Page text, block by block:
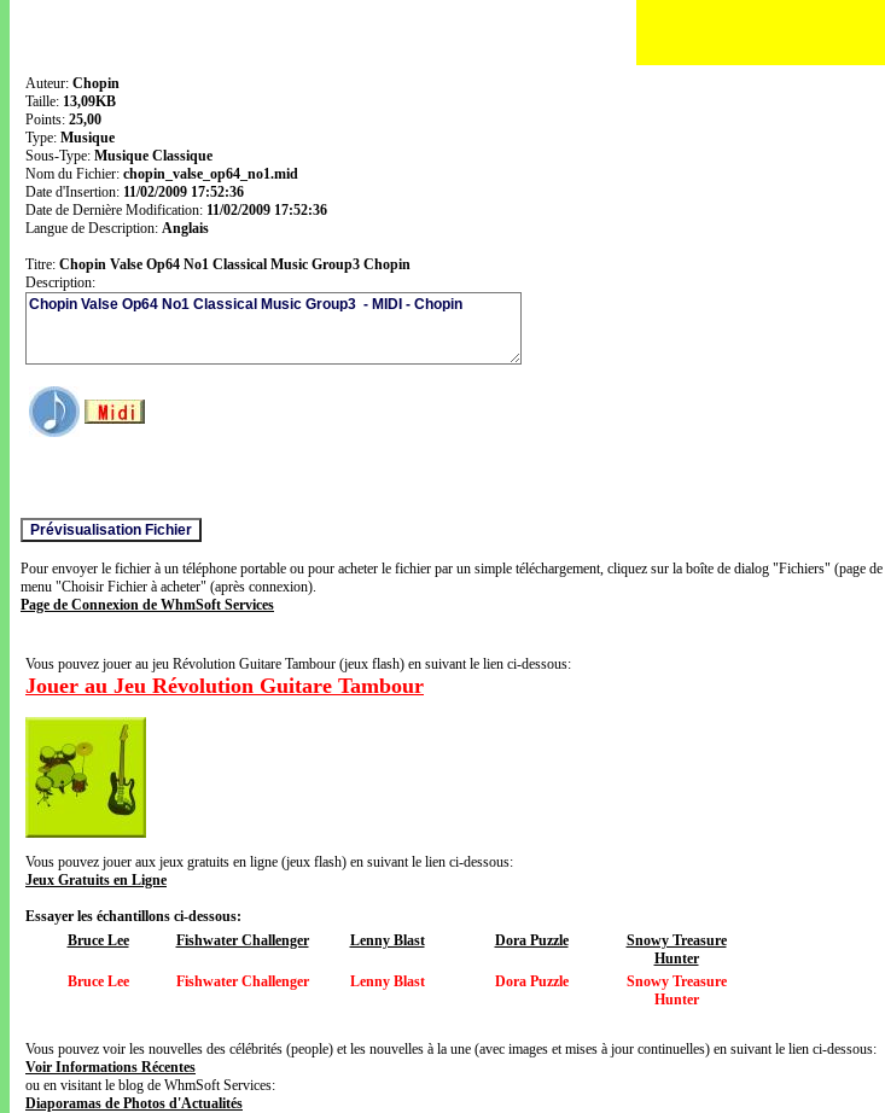
Auteur: Chopin
Taille: 13,09KB
Points: 25,00
Type: Musique
Sous-Type: Musique Classique
Nom du Fichier: chopin_valse_op64_no1.mid
Date d'Insertion: 11/02/2009 17:52:36
Date de Dernière Modification: 11/02/2009 17:52:36
Langue de Description: Anglais
Titre: Chopin Valse Op64 No1 Classical Music Group3 Chopin
Description:
Pour envoyer le fichier à un téléphone portable ou pour acheter le fichier par un simple téléchargement, cliquez sur la boîte de dialog "Fichiers" (page
menu "Choisir Fichier à acheter" (après connexion).
Page de Connexion de WhmSoft Services
Vous pouvez jouer au jeu Révolution Guitare Tambour (jeux flash) en suivant le lien ci-dessous:
Jouer au Jeu Révolution Guitare Tambour
Vous pouvez jouer aux jeux gratuits en ligne (jeux flash) en suivant le lien ci-dessous:
Jeux Gratuits en Ligne
Essayer les échantillons ci-dessous:
Bruce Lee
Fishwater Challenger Lenny Blast Dora Puzzle
Snowy Treasure
Hunter
Bruce Lee
Fishwater Challenger Lenny Blast Dora Puzzle
Snowy Treasure
Hunter
Vous pouvez voir les nouvelles des célébrités (people) et les nouvelles à la une (avec images et mises à jour continuelles) en suivant le lien ci-dessous:
Voir Informations Récentes
ou en visitant le blog de WhmSoft Services:
Diaporamas de Photos d'Actualités